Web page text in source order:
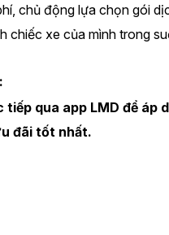
chủ động lựa chọn gói
chiếc xe của mình trong
qua app LMD để áp
đãi tốt nhất.